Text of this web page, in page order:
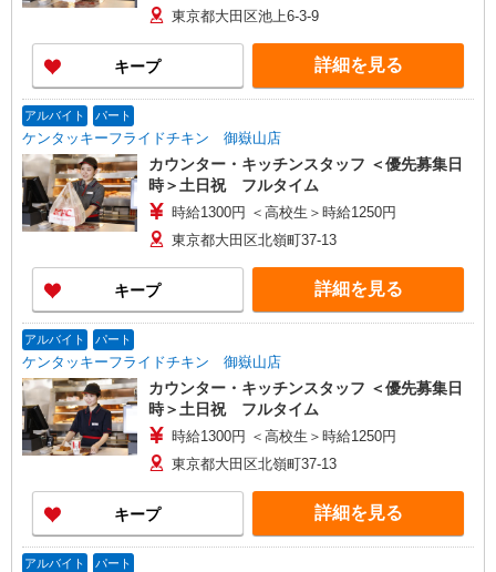
東京都大田区池上6-3-9
キープ 詳細を見る
アルバイト パート
ケンタッキーフライドチキン 御嶽山店
カウンター・キッチンスタッフ ＜優先募集日
時＞土日祝 フルタイム
時給1300円 ＜高校生＞時給1250円
東京都大田区北嶺町37-13
キープ 詳細を見る
アルバイト パート
ケンタッキーフライドチキン 御嶽山店
カウンター・キッチンスタッフ ＜優先募集日
時＞土日祝 フルタイム
時給1300円 ＜高校生＞時給1250円
東京都大田区北嶺町37-13
キープ 詳細を見る
アルバイト パート